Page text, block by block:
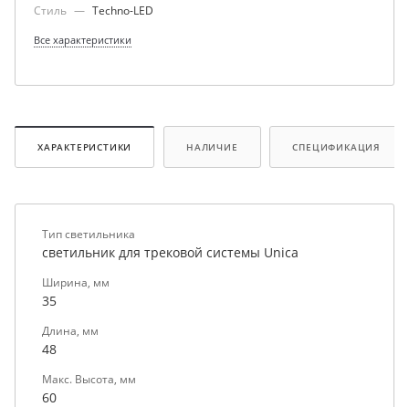
Стиль — Techno-LED
Все характеристики
ХАРАКТЕРИСТИКИ НАЛИЧИЕ СПЕЦИФИКАЦИЯ
Тип светильника
светильник для трековой системы Unica
Ширина, мм
35
Длина, мм
48
Макс. Высота, мм
60